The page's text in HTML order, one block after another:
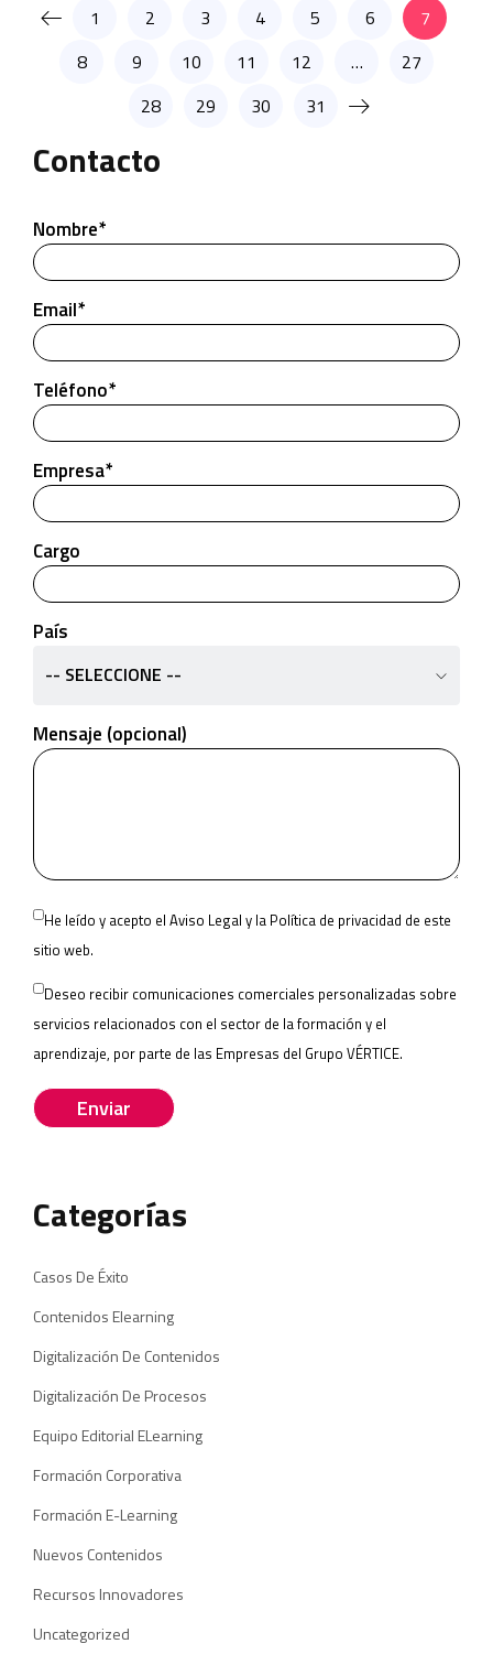
1 2 3 4 5 6
7
8
9 10 11 12 …
27
28
29 30 31
Contacto
Nombre*
Email*
Teléfono*
Empresa*
Cargo
País
-- SELECCIONE --
Mensaje (opcional)
Please
field
empty.
He leído y acepto el Aviso Legal y la Política de privacidad de este
sitio web.
Deseo recibir comunicaciones comerciales personalizadas sobre
servicios relacionados con el sector de la formación y el
aprendizaje, por parte de las Empresas del Grupo VÉRTICE.
Categorías
Casos De Éxito
Contenidos Elearning
Digitalización De Contenidos
Digitalización De Procesos
Equipo Editorial ELearning
Formación Corporativa
Formación E-Learning
Nuevos Contenidos
Recursos Innovadores
Uncategorized